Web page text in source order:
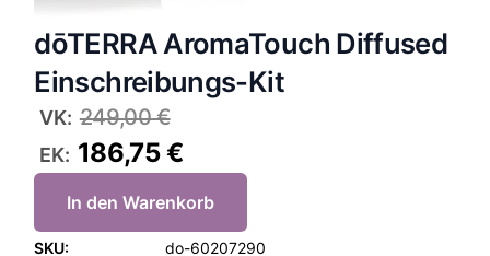
dōTERRA AromaTouch Diffused
Einschreibungs-Kit
VK: 249,00€
EK: 186,75€
In den Warenkorb
SKU: do-60207290